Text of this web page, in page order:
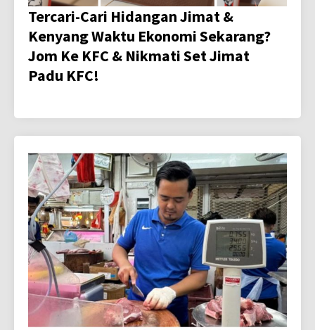
Tercari-Cari Hidangan Jimat &
Kenyang Waktu Ekonomi Sekarang?
Jom Ke KFC & Nikmati Set Jimat
Padu KFC!